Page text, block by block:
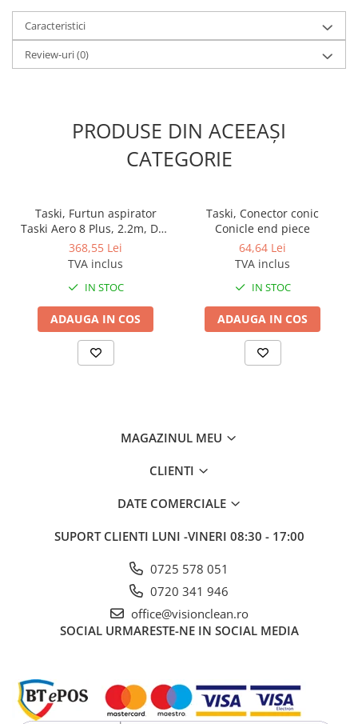
Caracteristici
Review-uri(0)
PRODUSE DIN ACEEAȘI
CATEGORIE
Taski, Furtun aspirator
Taski Aero 8 Plus, 2.2m, D32
mm
368,55 Lei
TVA inclus
IN STOC
ADAUGA IN COS
Taski, Conector conic
Conicle end piece
64,64 Lei
TVA inclus
IN STOC
ADAUGA IN COS
MAGAZINUL MEU
CLIENTI
DATE COMERCIALE
SUPORT CLIENTI LUNI -VINERI 08:30 - 17:00
0725 578 051
0720 341 946
office@visionclean.ro
SOCIAL URMARESTE-NE IN SOCIAL MEDIA